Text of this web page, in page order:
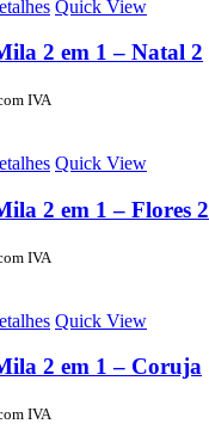
Quick View
2 em 1 – Natal 2
IVA
Quick View
2 em 1 – Flores 2
IVA
Quick View
2 em 1 – Coruja
IVA